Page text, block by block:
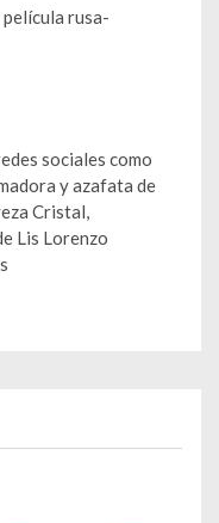
rusa-
sociales como
y azafata de
Cristal,
Lis Lorenzo